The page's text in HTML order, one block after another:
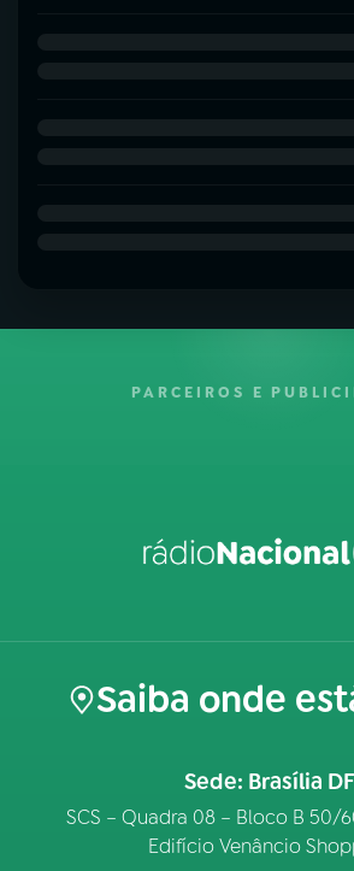
PARCEIROS E
Saiba onde
Sede: Brasília DF
SCS – Quadra 08 – Bloco B 50/
Edifício Venâncio